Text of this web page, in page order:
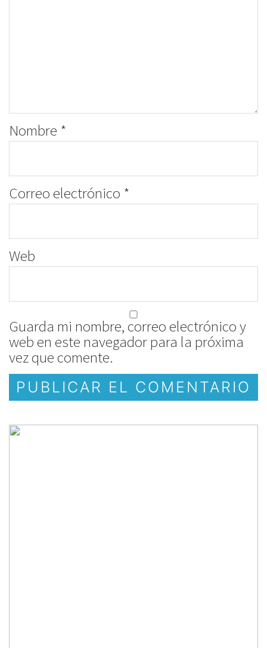
Nombre *
Correo electrónico *
Web
Guarda mi nombre, correo electrónico y
web en este navegador para la próxima
vez que comente.